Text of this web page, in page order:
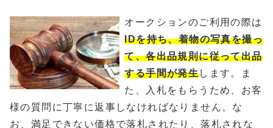
オークションのご利用の際は
IDを持ち、着物の写真を撮っ
て、各出品規則に従って出品
する手間が発生します。ま
た、入札をもらうため、お客
様の質問に丁寧に返事しなければなりません。な
お、満足できない価格で落札されたり、落札されな